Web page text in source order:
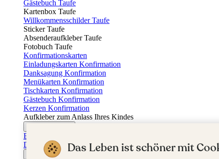
Gästebuch Taufe
Kartenbox Taufe
Willkommensschilder Taufe
Sticker Taufe
Absenderaufkleber Taufe
Fotobuch Taufe
Konfirmationskarten
Einladungskarten Konfirmation
Danksagung Konfirmation
Menükarten Konfirmation
Tischkarten Konfirmation
Gästebuch Konfirmation
Kerzen Konfirmation
Aufkleber zum Anlass Ihres Kindes
Einladungskarten Firmung
Dankeskarten Firmung
JugendweihekartenDas Leben ist schöner mit